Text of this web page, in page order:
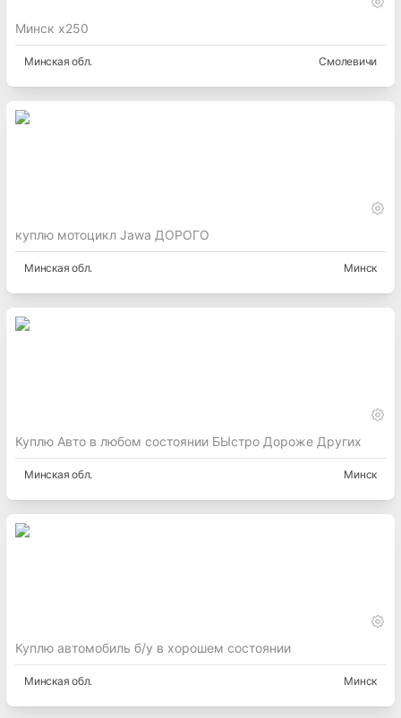
Минск х250
Минская обл. Смолевичи
куплю мотоцикл Jawa ДОРОГО
Минская обл. Минск
Куплю Авто в любом состоянии БЫстро Дороже Других
Минская обл. Минск
Куплю автомобиль б/у в хорошем состоянии
Минская обл. Минск